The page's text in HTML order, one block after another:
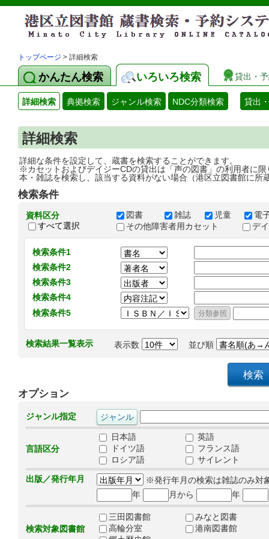
トップページ > 詳細検索
かんたん検索 いろいろ検索 貸出・
詳細検索 典拠検索 ジャンル検索 NDC分類検索 貸出
詳細検索
詳細な条件を設定して、蔵書を検索することができます。
※カセットおよびデイジーCDの貸出は「声の図書」の利用者に限
本・雑誌を検索し、該当する資料がない場合（港区立図書館に所
検索条件
資料区分
すべて選択
図書 雑誌 児童
電
その他障害者用カセット
デ
検索条件1
検索条件2
検索条件3
検索条件4
検索条件5
検索結果一覧表示 表示数 並び順
オプション
ジャンル指定
言語区分
日本語
英語
ドイツ語
フランス語
ロシア語
サイレント
出版／発行年月
※発行年月の検索は雑誌のみ対
年
月から 年
検索対象図書館
三田図書館
みなと図書
高輪分室
港南図書館